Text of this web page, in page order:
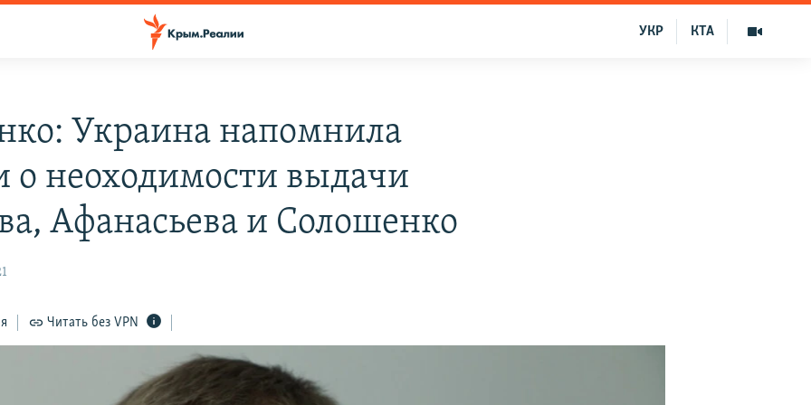
КТА
УКР
Украина напомнила
о неоходимости выдачи
Афанасьева и Солошенко
Читать без VPN